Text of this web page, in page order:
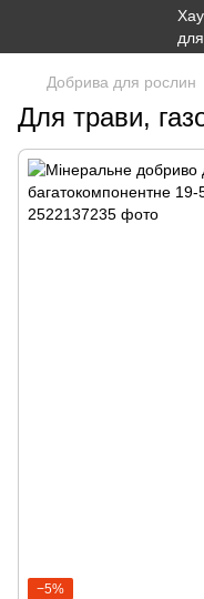
Добрива для рослин
Для трави,
−5%